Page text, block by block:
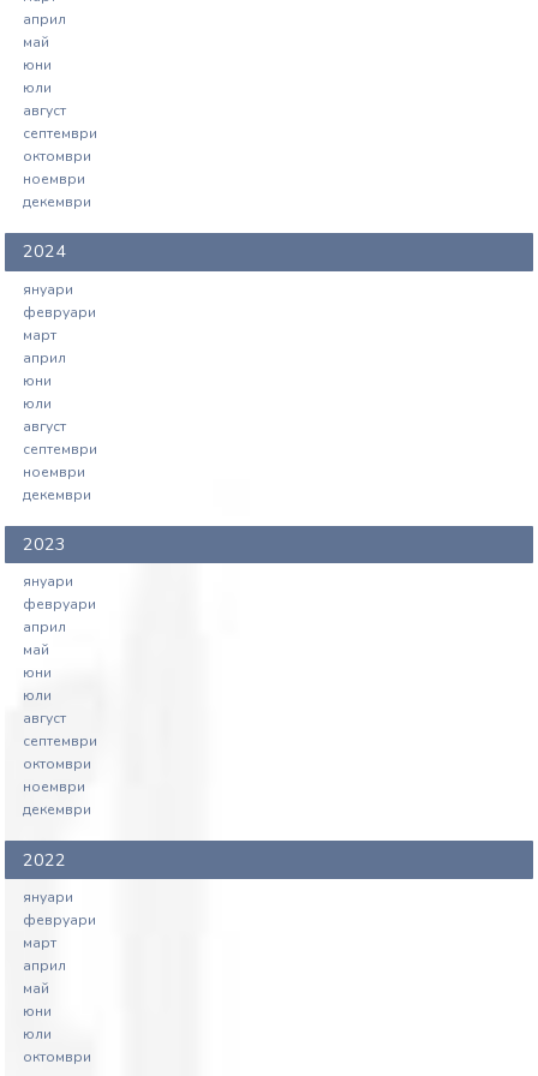
април
май
юни
юли
август
септември
октомври
ноември
декември
2024
януари
февруари
март
април
юни
юли
август
септември
ноември
декември
2023
януари
февруари
април
май
юни
юли
август
септември
октомври
ноември
декември
2022
януари
февруари
март
април
май
юни
юли
октомври